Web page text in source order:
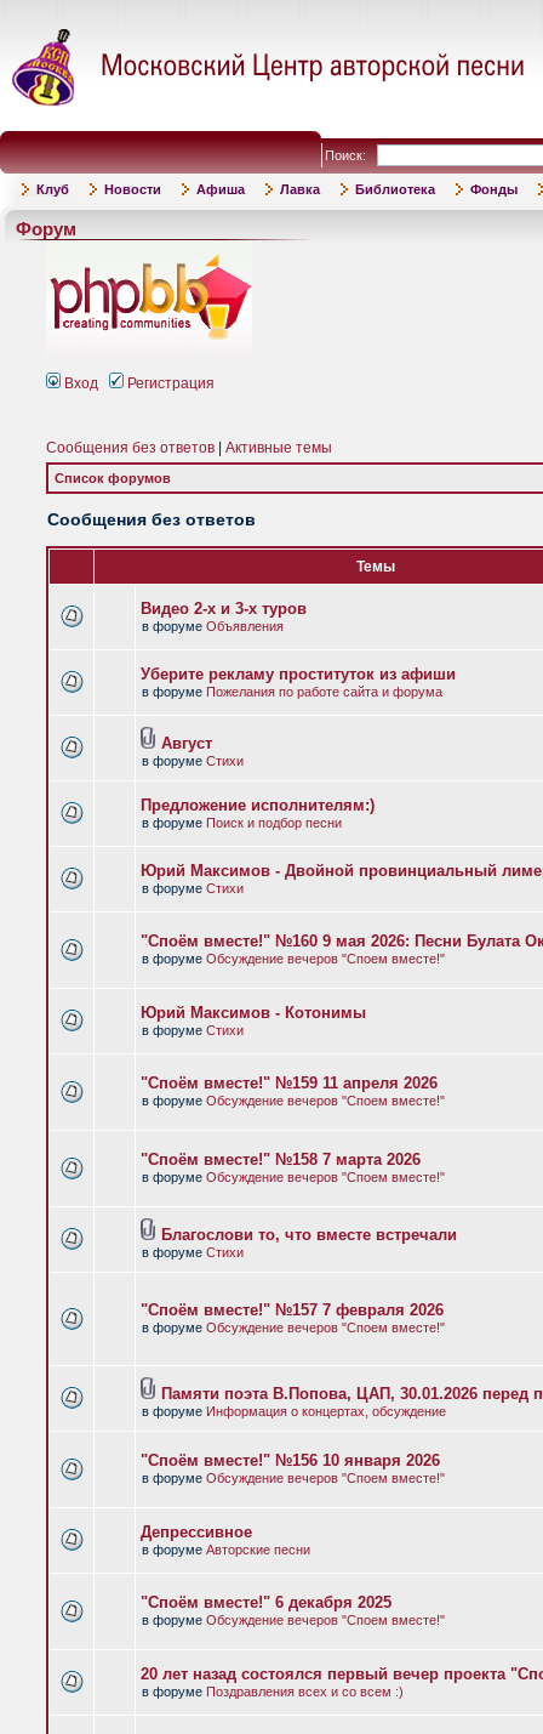
Поиск:
Клуб Новости Афиша Лавка Библиотека Фонды
Форум
Вход Регистрация
Сообщения без ответов Активные темы
Список форумов
Сообщения без ответов
Темы
Видео 2-х и 3-х туров
в форуме Объявления
Уберите рекламу проституток из афиши
в форуме Пожелания по работе сайта и форума
Август
в форуме Стихи
Предложение исполнителям:)
в форуме Поиск и подбор песни
Юрий Максимов - Двойной провинциальный
в форуме Стихи
"Споём вместе!" №160 9 мая 2026: Песни Булата
в форуме Обсуждение вечеров "Споем вместе!"
Юрий Максимов - Котонимы
в форуме Стихи
"Споём вместе!" №159 11 апреля 2026
в форуме Обсуждение вечеров "Споем вместе!"
"Споём вместе!" №158 7 марта 2026
в форуме Обсуждение вечеров "Споем вместе!"
Благослови то, что вместе встречали
в форуме Стихи
"Споём вместе!" №157 7 февраля 2026
в форуме Обсуждение вечеров "Споем вместе!"
Памяти поэта В.Попова, ЦАП, 30.01.2026 перед
в форуме Информация о концертах, обсуждение
"Споём вместе!" №156 10 января 2026
в форуме Обсуждение вечеров "Споем вместе!"
Депрессивное
в форуме Авторские песни
"Споём вместе!" 6 декабря 2025
в форуме Обсуждение вечеров "Споем вместе!"
20 лет назад состоялся первый вечер проекта
в форуме Поздравления всех и со всем :)